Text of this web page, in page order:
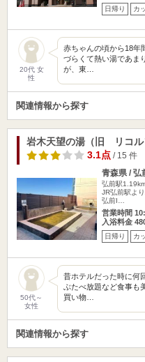
日帰り カ
20代 女
性
赤ちゃんの頃から18年
づらくて熱い湯であま
が、東…
関連情報から探す
岩木天望の湯（旧 リコル
3.1点/ 15 件
青森県 / 弘
弘前駅
JR弘前駅よ
弘前I…
営業時間
入浴料金
日帰り カ
50代～
女性
昔ホテルだった時に何
ぶたべ放題など食事も
買い物…
関連情報から探す